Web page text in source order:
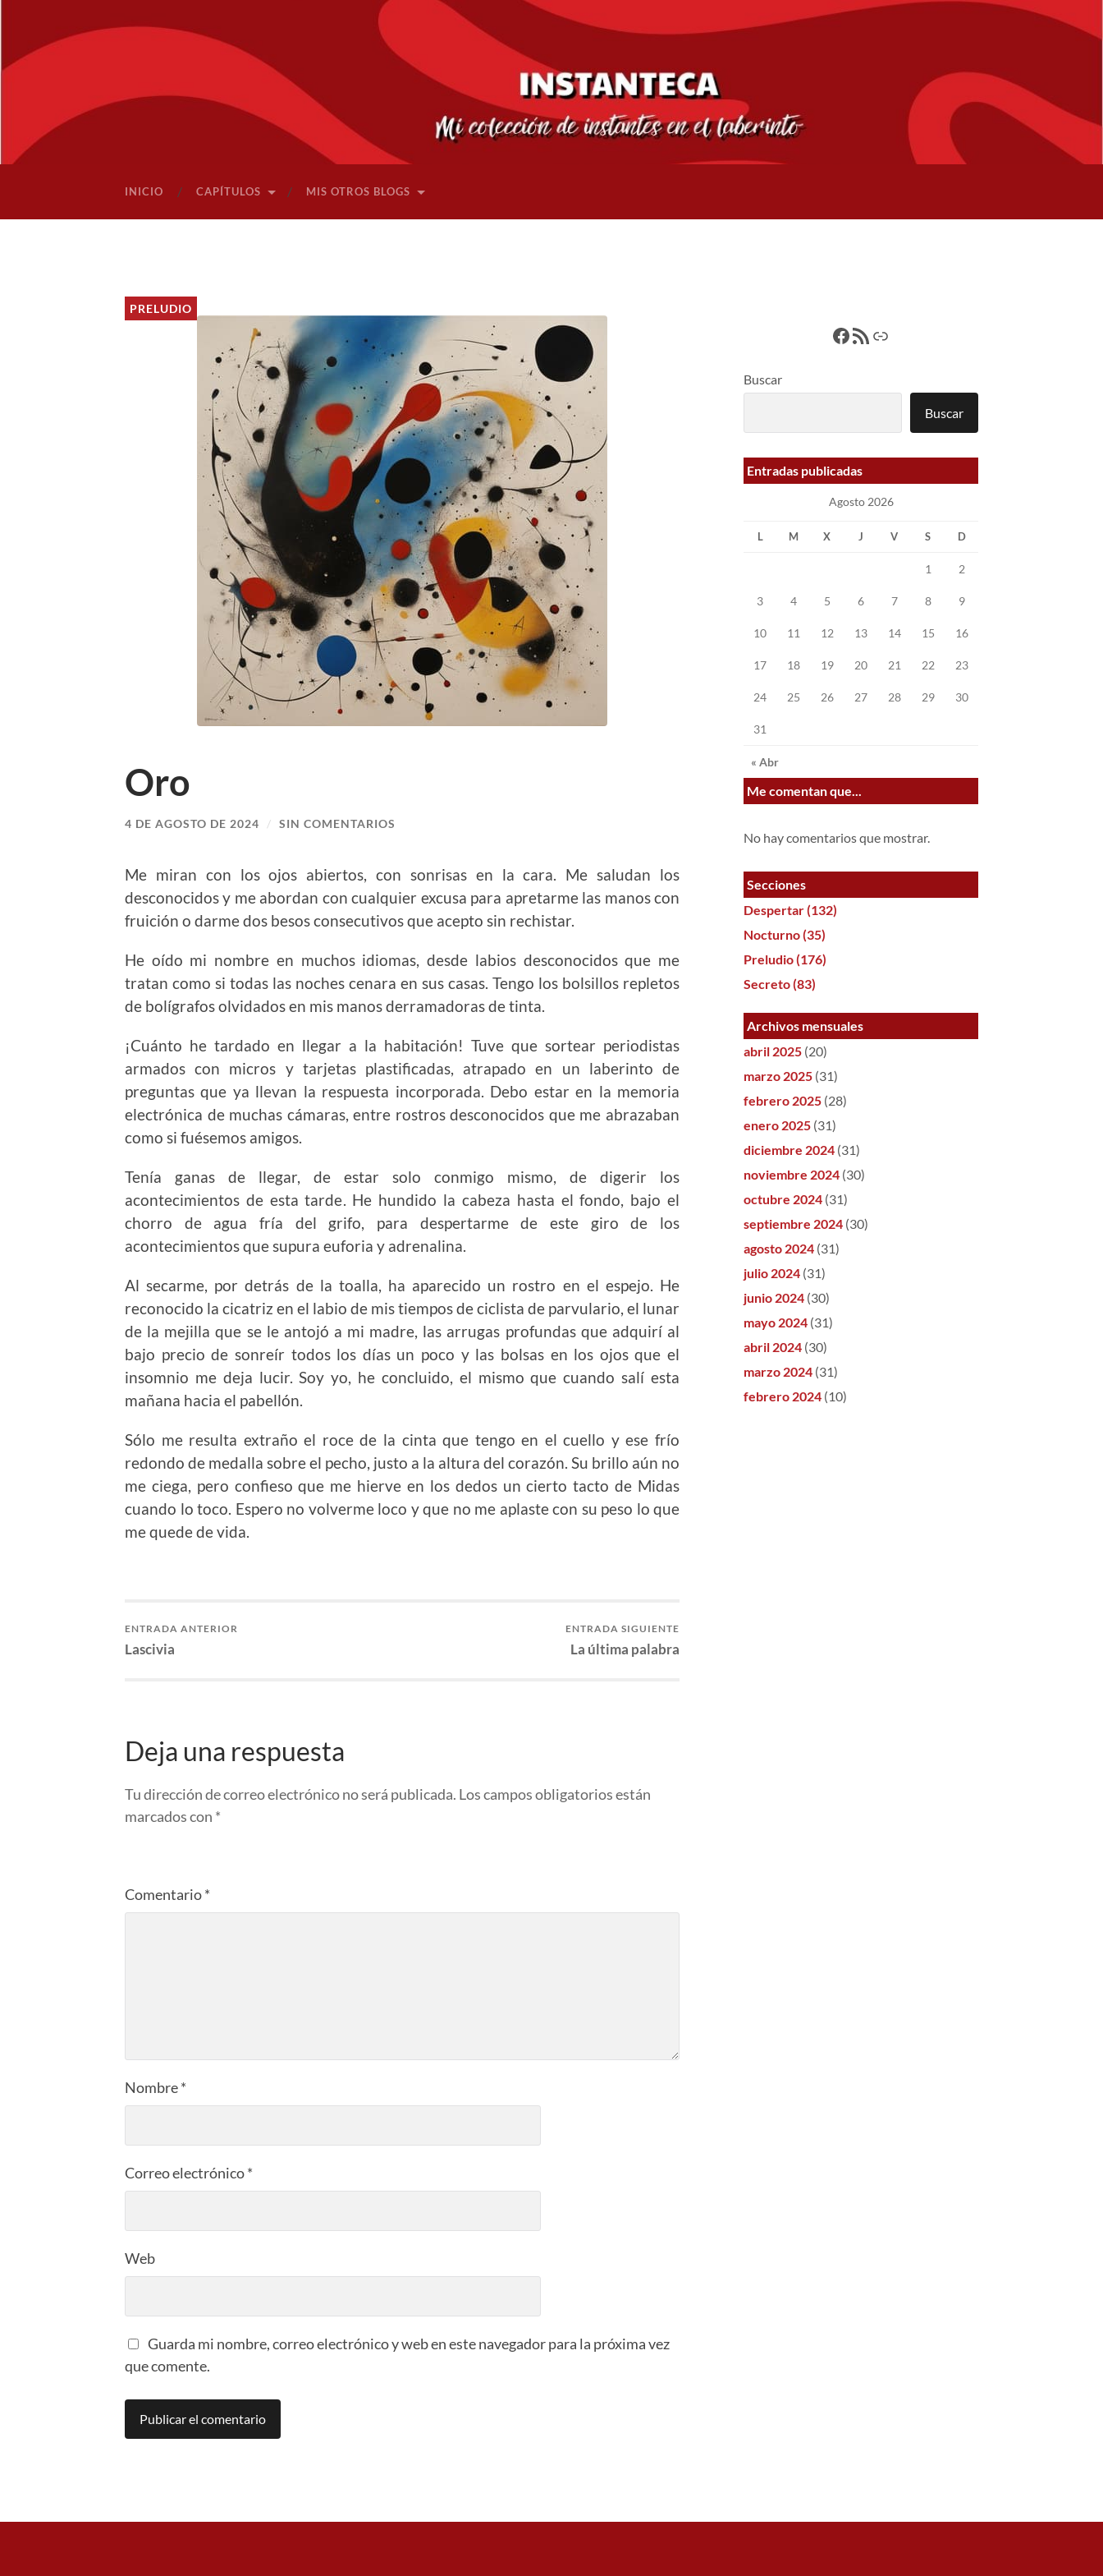
INICIO CAPÍTULOS MIS OTROS BLOGS
PRELUDIO
Oro
4 DE AGOSTO DE 2024 / SIN COMENTARIOS
Me miran con los ojos abiertos, con sonrisas en la cara. Me saludan los
desconocidos y me abordan con cualquier excusa para apretarme las manos con
fruición o darme dos besos consecutivos que acepto sin rechistar.
He oído mi nombre en muchos idiomas, desde labios desconocidos que me
tratan como si todas las noches cenara en sus casas. Tengo los bolsillos repletos
de bolígrafos olvidados en mis manos derramadoras de tinta.
¡Cuánto he tardado en llegar a la habitación! Tuve que sortear periodistas
armados con micros y tarjetas plastificadas, atrapado en un laberinto de
preguntas que ya llevan la respuesta incorporada. Debo estar en la memoria
electrónica de muchas cámaras, entre rostros desconocidos que me abrazaban
como si fuésemos amigos.
Tenía ganas de llegar, de estar solo conmigo mismo, de digerir los
acontecimientos de esta tarde. He hundido la cabeza hasta el fondo, bajo el
chorro de agua fría del grifo, para despertarme de este giro de los
acontecimientos que supura euforia y adrenalina.
Al secarme, por detrás de la toalla, ha aparecido un rostro en el espejo. He
reconocido la cicatriz en el labio de mis tiempos de ciclista de parvulario, el lunar
de la mejilla que se le antojó a mi madre, las arrugas profundas que adquirí al
bajo precio de sonreír todos los días un poco y las bolsas en los ojos que el
insomnio me deja lucir. Soy yo, he concluido, el mismo que cuando salí esta
mañana hacia el pabellón.
Sólo me resulta extraño el roce de la cinta que tengo en el cuello y ese frío
redondo de medalla sobre el pecho, justo a la altura del corazón. Su brillo aún no
me ciega, pero confieso que me hierve en los dedos un cierto tacto de Midas
cuando lo toco. Espero no volverme loco y que no me aplaste con su peso lo que
me quede de vida.
ENTRADA ANTERIOR
Lascivia
ENTRADA SIGUIENTE
La última palabra
Deja una respuesta
Tu dirección de correo electrónico no será publicada. Los campos obligatorios están
marcados con *
Comentario*
Nombre*
Correo electrónico*
Web
Guarda mi nombre, correo electrónico y web en este navegador para la próxima vez
que comente.
Francisco Pérez
Feed RSSPoemancia
Buscar
Buscar
Entradas publicadas
Agosto 2026
L M X J V S D
1 2
3 4 5 6 7 8 9
10 11 12 13 14 15 16
17 18 19 20 21 22 23
24 25 26 27 28 29 30
31
« Abr
Me comentan que...
No hay comentarios que mostrar.
Secciones
Despertar(132)
Nocturno(35)
Preludio(176)
Secreto(83)
Archivos mensuales
abril 2025 (20)
marzo 2025 (31)
febrero 2025 (28)
enero 2025 (31)
diciembre 2024 (31)
noviembre 2024 (30)
octubre 2024 (31)
septiembre 2024 (30)
agosto 2024 (31)
julio 2024 (31)
junio 2024 (30)
mayo 2024 (31)
abril 2024 (30)
marzo 2024 (31)
febrero 2024 (10)